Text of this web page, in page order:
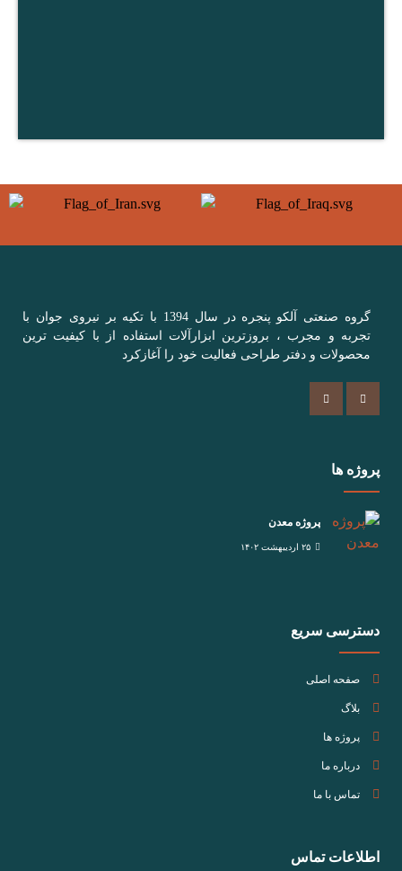
گروه صنعتی آلکو پنجره در سال 1394 با تکیه بر نیروی جوان با
تجربه و مجرب ، بروزترین ابزارآلات استفاده از با کیفیت ترین
محصولات و دفتر طراحی فعالیت خود را آغازکرد
پروژه ها
پروژه معدن
۲۵ اردیبهشت ۱۴۰۲
دسترسی سریع
صفحه اصلی
بلاگ
پروژه ها
درباره ما
تماس با ما
اطلاعات تماس